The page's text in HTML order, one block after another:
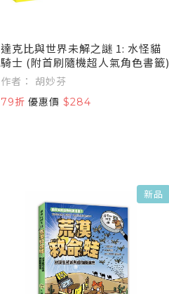
達克比與世界未解之謎 1: 水怪貓
騎士 (附首刷隨機超人氣角色書籤)
作者： 胡妙芬
79折 優惠價 $284
新品